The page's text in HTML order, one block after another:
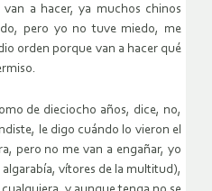
a hacer, ya muchos chinos
pero yo no tuve miedo, me
orden porque van a hacer qué
de dieciocho años, dice, no,
le digo cuándo lo vieron el
pero no me van a engañar, yo
vítores de la multitud),